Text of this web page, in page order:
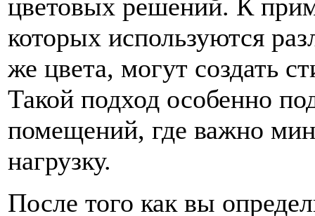
цветовых решений. К
которых используются
же цвета, могут создать
Такой подход особенно
помещений, где важно
нагрузку.
После того как вы